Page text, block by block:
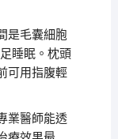
是毛囊細胞
睡眠。枕頭
可用指腹輕
業醫師能透